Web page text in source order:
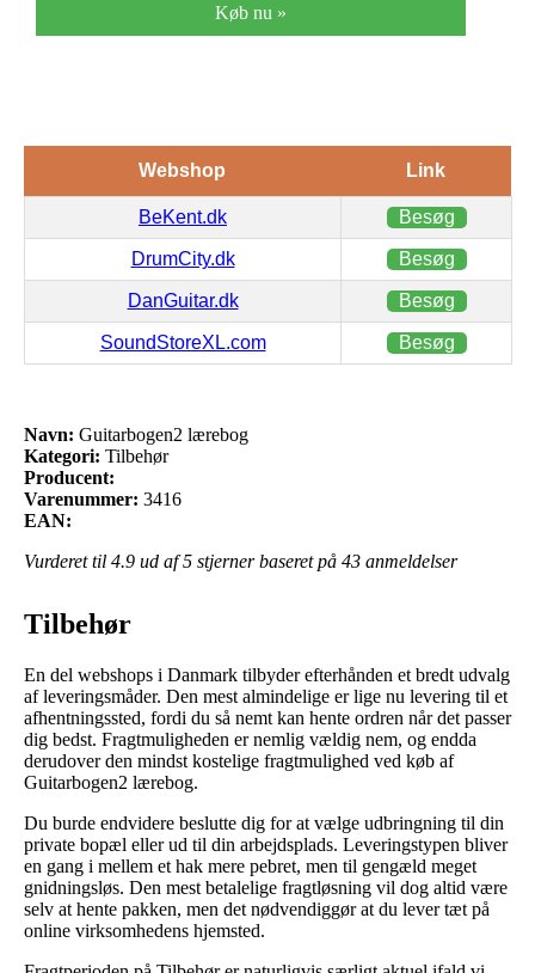
Køb nu »
Webshop Link
BeKent.dk Besøg
DrumCity.dk Besøg
DanGuitar.dk Besøg
SoundStoreXL.com Besøg
Navn: Guitarbogen2 lærebog
Kategori: Tilbehør
Producent:
Varenummer: 3416
EAN:
Vurderet til 4.9 ud af 5 stjerner baseret på 43 anmeldelser
Tilbehør
En del webshops i Danmark tilbyder efterhånden et bredt udvalg
af leveringsmåder. Den mest almindelige er lige nu levering til et
afhentningssted, fordi du så nemt kan hente ordren når det passer
dig bedst. Fragtmuligheden er nemlig vældig nem, og endda
derudover den mindst kostelige fragtmulighed ved køb af
Guitarbogen2 lærebog.
Du burde endvidere beslutte dig for at vælge udbringning til din
private bopæl eller ud til din arbejdsplads. Leveringstypen bliver
en gang i mellem et hak mere pebret, men til gengæld meget
gnidningsløs. Den mest betalelige fragtløsning vil dog altid være
selv at hente pakken, men det nødvendiggør at du lever tæt på
online virksomhedens hjemsted.